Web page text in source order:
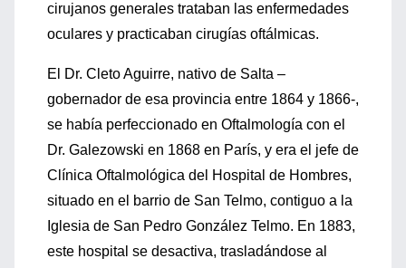
cirujanos generales trataban las enfermedades
oculares y practicaban cirugías oftálmicas.
El Dr. Cleto Aguirre, nativo de Salta –
gobernador de esa provincia entre 1864 y 1866-,
se había perfeccionado en Oftalmología con el
Dr. Galezowski en 1868 en París, y era el jefe de
Clínica Oftalmológica del Hospital de Hombres,
situado en el barrio de San Telmo, contiguo a la
Iglesia de San Pedro González Telmo. En 1883,
este hospital se desactiva, trasladándose al